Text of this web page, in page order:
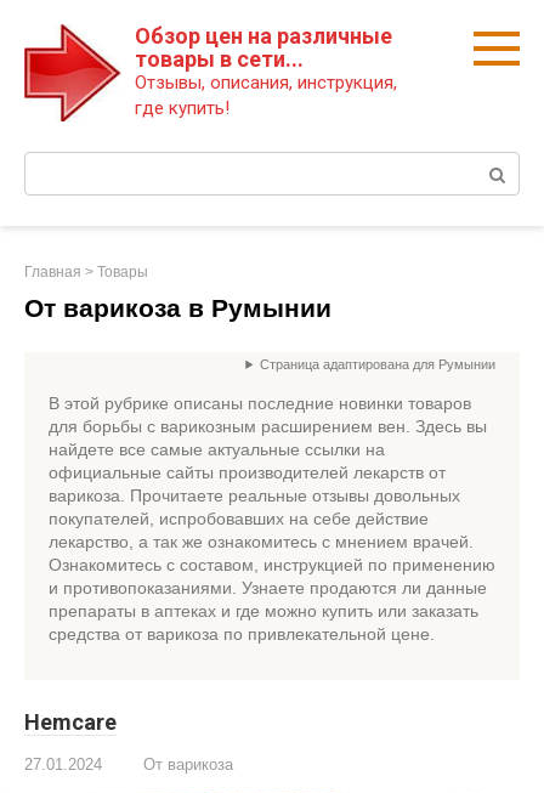
Обзор цен на различные
товары в сети...
Отзывы, описания, инструкция,
где купить!
Главная > Товары
От варикоза в Румынии
Страница адаптирована для Румынии
В этой рубрике описаны последние новинки товаров
для борьбы с варикозным расширением вен. Здесь вы
найдете все самые актуальные ссылки на
официальные сайты производителей лекарств от
варикоза. Прочитаете реальные отзывы довольных
покупателей, испробовавших на себе действие
лекарство, а так же ознакомитесь с мнением врачей.
Ознакомитесь с составом, инструкцией по применению
и противопоказаниями. Узнаете продаются ли данные
препараты в аптеках и где можно купить или заказать
средства от варикоза по привлекательной цене.
Hemcare
27.01.2024 От варикоза